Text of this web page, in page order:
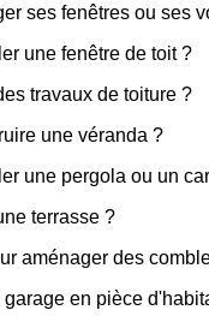
ses fenêtres ou ses
une fenêtre de toit ?
travaux de toiture ?
une véranda ?
une pergola ou un
terrasse ?
aménager des
en pièce